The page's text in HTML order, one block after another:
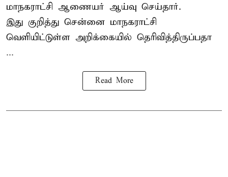
மாநகராட்சி ஆணையர் ஆய்வு செய்தார்.
இது குறித்து சென்னை மாநகராட்சி
வெளியிட்டுள்ள அறிக்கையில் தெரிவித்திருப்பதா
...
Read More